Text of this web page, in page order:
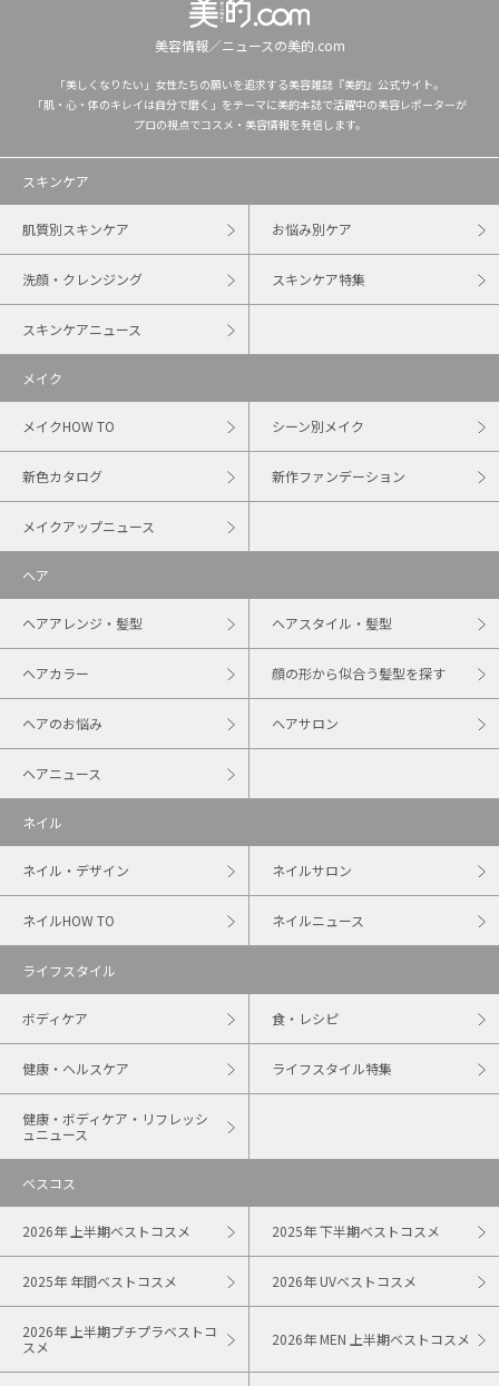
美容情報／ニュースの美的.com
「美しくなりたい」女性たちの願いを追求する美容雑誌『美的』公式サイト。
「肌・心・体のキレイは自分で磨く」をテーマに美的本誌で活躍中の美容レポーターが
プロの視点でコスメ・美容情報を発信します。
スキンケア
肌質別スキンケア お悩み別ケア
洗顔・クレンジング スキンケア特集
スキンケアニュース
メイク
メイクHOW TO シーン別メイク
新色カタログ 新作ファンデーション
メイクアップニュース
ヘア
ヘアアレンジ・髪型 ヘアスタイル・髪型
ヘアカラー 顔の形から似合う髪型を探す
ヘアのお悩み ヘアサロン
ヘアニュース
ネイル
ネイル・デザイン ネイルサロン
ネイルHOW TO ネイルニュース
ライフスタイル
ボディケア 食・レシピ
健康・ヘルスケア ライフスタイル特集
健康・ボディケア・リフレッシ
ュニュース
ベスコス
2026年 上半期ベストコスメ 2025年 下半期ベストコスメ
2025年 年間ベストコスメ 2026年 UVベストコスメ
2026年 上半期プチプラベストコ
スメ
2026年 MEN 上半期ベストコスメ